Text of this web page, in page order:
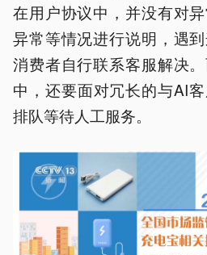
在用户协议中，并没有对
异常等情况进行说明，遇
消费者自行联系客服解决
中，还要面对冗长的与AI
排队等待人工服务。